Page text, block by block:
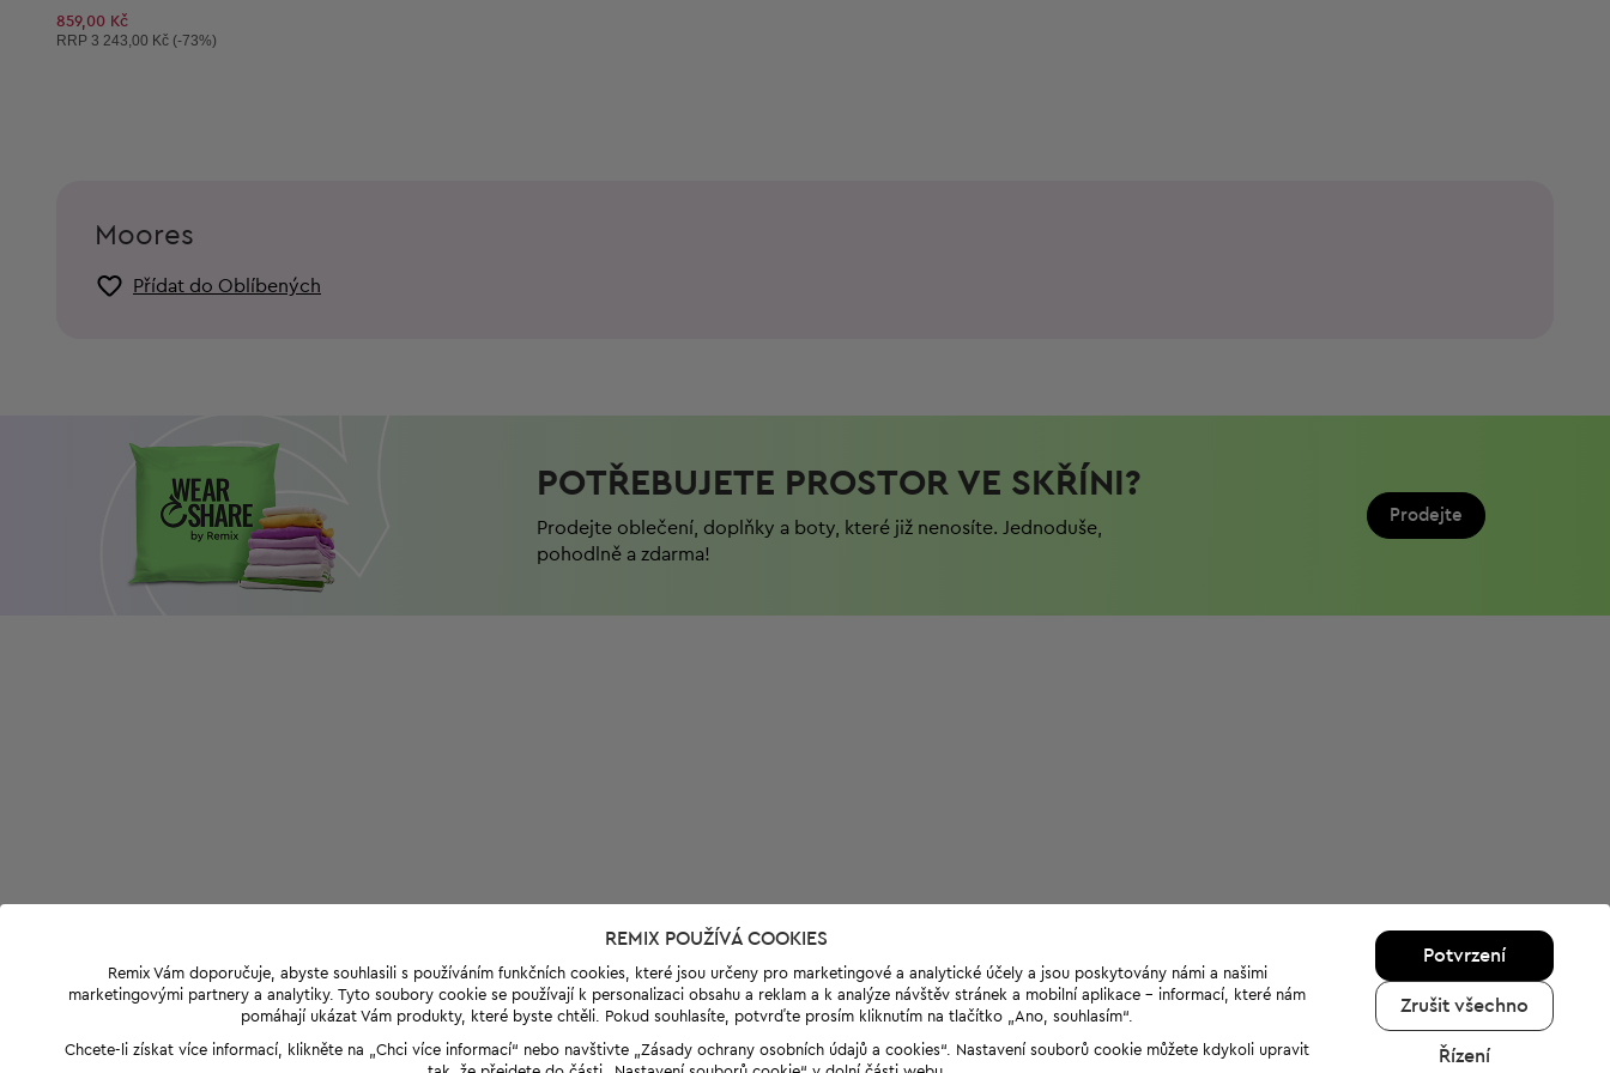
859,00 Kč
Doporučená cena:
RRP 3 243,00 Kč (-73%)
Moores
Přídat do Oblíbených
POTŘEBUJETE PROSTOR VE SKŘÍNI?
Prodejte oblečení, doplňky a boty, které již nenosíte. Jednoduše,
pohodlně a zdarma!
Prodejte
REMIX POUŽÍVÁ COOKIES
Remix Vám doporučuje, abyste souhlasili s používáním funkčních cookies, které jsou určeny pro marketingové a analytické účely a jsou poskytovány námi a našimi
marketingovými partnery a analytiky. Tyto soubory cookie se používají k personalizaci obsahu a reklam a k analýze návštěv stránek a mobilní aplikace - informací, které nám
pomáhají ukázat Vám produkty, které byste chtěli. Pokud souhlasíte, potvrďte prosím kliknutím na tlačítko „Ano, souhlasím“.
Chcete-li získat více informací, klikněte na „Chci více informací“ nebo navštivte „Zásady ochrany osobních údajů a cookies“. Nastavení souborů cookie můžete kdykoli upravit
Potvrzení
Zrušit všechno
Řízení